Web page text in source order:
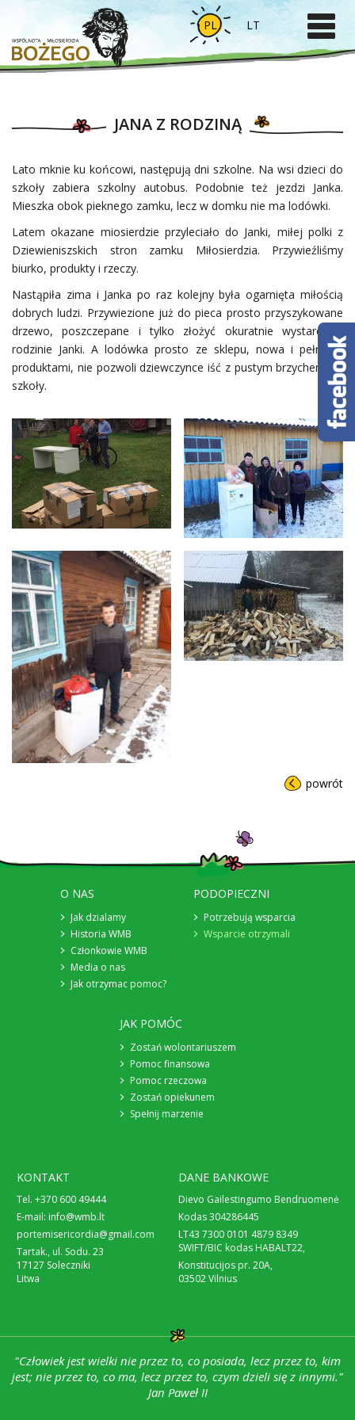
PL LT
JANA Z RODZINĄ
Lato mknie ku końcowi, następują dni szkolne. Na wsi dzieci do
szkoły zabiera szkolny autobus. Podobnie też jezdzi Janka.
Mieszka obok pieknego zamku, lecz w domku nie ma lodówki.
Latem okazane miosierdzie przyleciało do Janki, miłej polki z
Dziewieniszskich stron zamku Miłosierdzia. Przywieźliśmy
biurko, produkty i rzeczy.
Nastąpiła zima i Janka po raz kolejny była ogarnięta miłością
dobrych ludzi. Przywiezione już do pieca prosto przyszykowane
drzewo, poszczepane i tylko złożyć okuratnie wystarczyło
rodzinie Janki. A lodówka prosto ze sklepu, nowa i pełna, z
produktami, nie pozwoli dziewczynce iść z pustym brzychem do
szkoły.
powrót
O NAS
Jak dzialamy
Historia WMB
Członkowie WMB
Media o nas
Jak otrzymac pomoc?
PODOPIECZNI
Potrzebują wsparcia
Wsparcie otrzymali
JAK POMÓC
Zostań wolontariuszem
Pomoc finansowa
Pomoc rzeczowa
Zostań opiekunem
Spełnij marzenie
KONTAKT
Tel. +370 600 49444
E-mail: info@wmb.lt
portemisericordia@gmail.com
Tartak., ul. Sodu. 23
17127 Soleczniki
Litwa
DANE BANKOWE
Dievo Gailestingumo Bendruomenė
Kodas 304286445
LT43 7300 0101 4879 8349
SWIFT/BIC kodas HABALT22,
Konstitucijos pr. 20A,
03502 Vilnius
"Człowiek jest wielki nie przez to, co posiada, lecz przez to, kim
jest; nie przez to, co ma, lecz przez to, czym dzieli się z innymi."
Jan Paweł II